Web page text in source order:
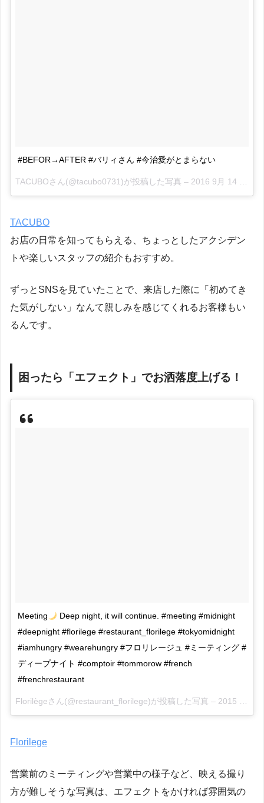
#BEFOR→AFTER #バリィさん #今治愛がとまらない
TACUBOさん(@tacubo0731)が投稿した写真 – 2016 9月 14 9:40午後 PDT
TACUBO
お店の日常を知ってもらえる、ちょっとしたアクシデン
トや楽しいスタッフの紹介もおすすめ。
ずっとSNSを見ていたことで、来店した際に「初めてき
た気がしない」なんて親しみを感じてくれるお客様もい
るんです。
困ったら「エフェクト」でお洒落度上げる！
Meeting
Deep night, it will continue. #meeting #midnight
#deepnight #florilege #restaurant_florilege #tokyomidnight
#iamhungry #wearehungry #フロリレージュ #ミーティング #
ディープナイト #comptoir #tommorow #french
#frenchrestaurant
Florilègeさん(@restaurant_florilege)が投稿した写真 – 2015 11月 14 10:12午前 PST
Florilege
営業前のミーティングや営業中の様子など、映える撮り
方が難しそうな写真は、エフェクトをかければ雰囲気の